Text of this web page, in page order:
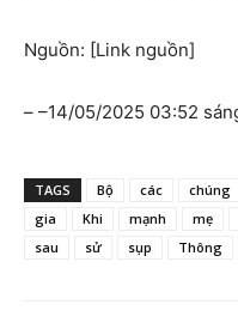
Nguồn: [Link nguồn]
– –14/05/2025 03:52
TAGS Bộ các chúng
gia
Khi mạnh mẹ
sau
sử sụp Thông